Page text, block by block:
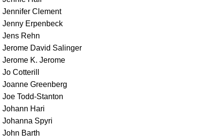
Jennifer Clement
Jenny Erpenbeck
Jens Rehn
Jerome David Salinger
Jerome K. Jerome
Jo Cotterill
Joanne Greenberg
Joe Todd-Stanton
Johann Hari
Johanna Spyri
John Barth